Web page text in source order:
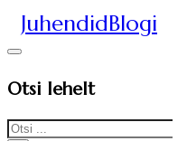
JuhendidBlogi
Otsi lehelt
Search